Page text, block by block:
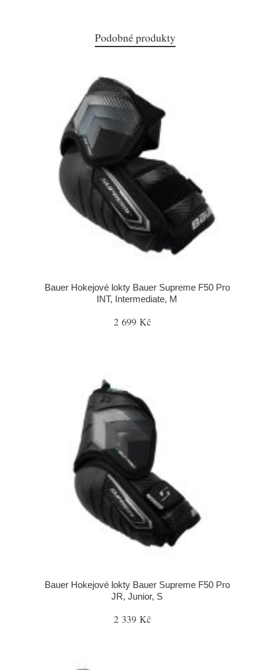
Podobné produkty
Bauer Hokejové lokty Bauer Supreme F50 Pro
INT, Intermediate, M
2 699 Kč
Bauer Hokejové lokty Bauer Supreme F50 Pro
JR, Junior, S
2 339 Kč